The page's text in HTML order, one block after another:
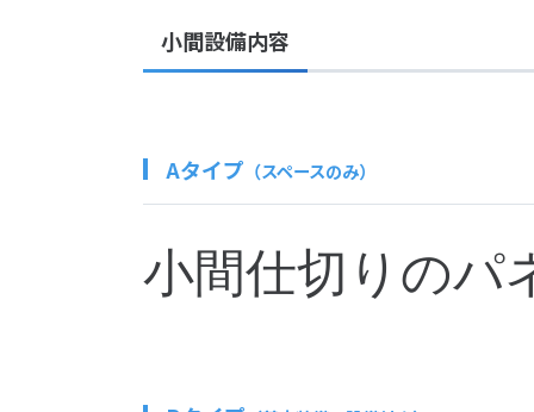
小間設備内容
Aタイプ （スペースのみ）
小間仕切りのパ